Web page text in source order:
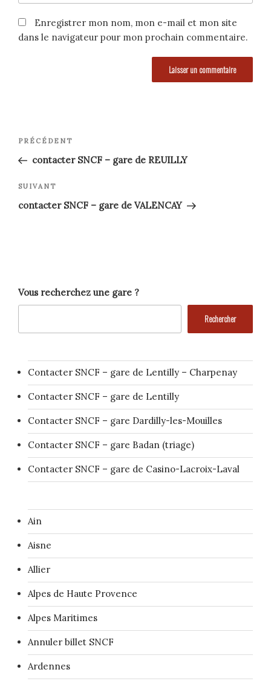
Enregistrer mon nom, mon e-mail et mon site
dans le navigateur pour mon prochain commentaire.
Navigation
de
l’article
Article
précédent
PRÉCÉDENT
contacter SNCF – gare de REUILLY
Article
suivant
SUIVANT
contacter SNCF – gare de VALENCAY
Vous recherchez une gare ?
Rechercher
Contacter SNCF – gare de Lentilly – Charpenay
Contacter SNCF – gare de Lentilly
Contacter SNCF – gare Dardilly-les-Mouilles
Contacter SNCF – gare Badan (triage)
Contacter SNCF – gare de Casino-Lacroix-Laval
Ain
Aisne
Allier
Alpes de Haute Provence
Alpes Maritimes
Annuler billet SNCF
Ardennes